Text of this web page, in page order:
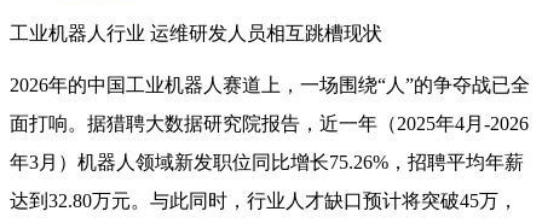
工业机器人行业 运维研发人员相互跳槽现状
2026年的中国工业机器人赛道上，一场围绕“人”的争夺战已全
面打响。据猎聘大数据研究院报告，近一年（2025年4月-2026
年3月）机器人领域新发职位同比增长75.26%，招聘平均年薪
达到32.80万元。与此同时，行业人才缺口预计将突破45万，